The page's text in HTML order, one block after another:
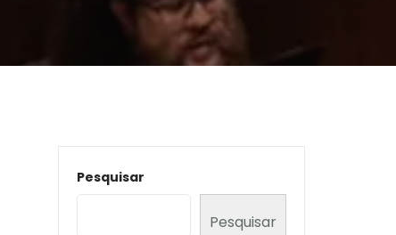
Pesquisar
Pesquisar